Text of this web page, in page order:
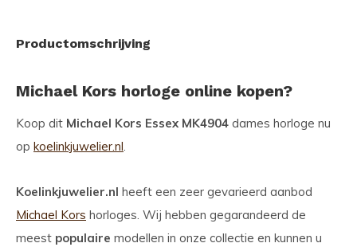
Productomschrijving
Michael Kors horloge online kopen?
Koop dit Michael Kors Essex MK4904 dames horloge nu
op koelinkjuwelier.nl.
Koelinkjuwelier.nl heeft een zeer gevarieerd aanbod
Michael Kors horloges. Wij hebben gegarandeerd de
meest populaire modellen in onze collectie en kunnen u